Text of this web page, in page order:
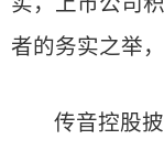
者的务实之举
传音控股